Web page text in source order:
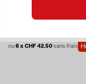
ou6 x CHF 42.50sans frais